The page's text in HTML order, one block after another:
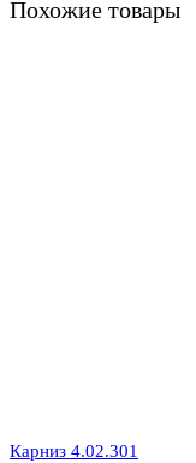
Похожие товары
Карниз 4.02.301